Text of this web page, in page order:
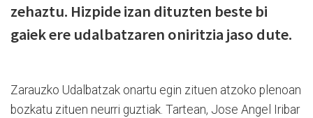
zehaztu. Hizpide izan dituzten beste bi
gaiek ere udalbatzaren oniritzia jaso dute.
Zarauzko Udalbatzak onartu egin zituen atzoko plenoan
bozkatu zituen neurri guztiak. Tartean, Jose Angel Iribar